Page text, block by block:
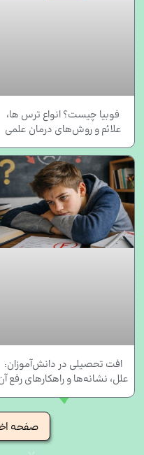
فوبیا چیست؟ انواع ترس‌ ها،
علائم و روش‌های درمان علمی
افت تحصیلی در دانش‌آموزان:
علل، نشانه‌ها و راهکارهای رفع
صفحه